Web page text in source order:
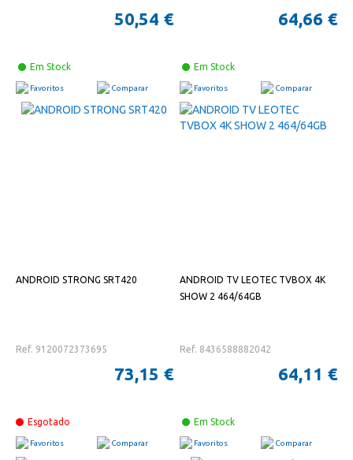
50,54 €
Em Stock
Favoritos Comparar
64,66 €
Em Stock
Favoritos Comparar
ANDROID STRONG SRT420
Ref. 9120072373695
73,15 €
Esgotado
Favoritos Comparar
ANDROID TV LEOTEC TVBOX 4K
SHOW 2 464/64GB
Ref. 8436588882042
64,11 €
Em Stock
Favoritos Comparar